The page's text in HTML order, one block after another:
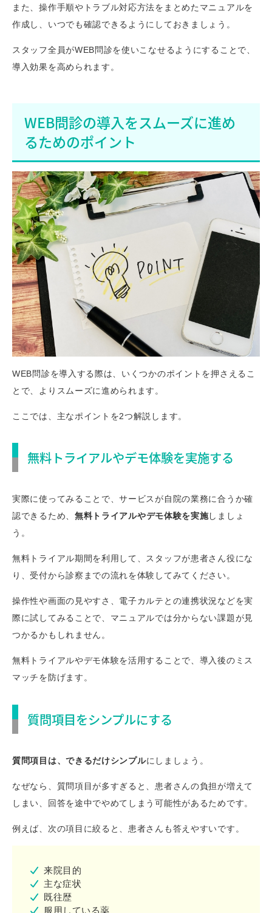
また、操作手順やトラブル対応方法をまとめたマニュアルを
作成し、いつでも確認できるようにしておきましょう。
スタッフ全員がWEB問診を使いこなせるようにすることで、
導入効果を高められます。
WEB問診の導入をスムーズに進め
るためのポイント
WEB問診を導入する際は、いくつかのポイントを押さえるこ
とで、よりスムーズに進められます。
ここでは、主なポイントを2つ解説します。
無料トライアルやデモ体験を実施する
実際に使ってみることで、サービスが自院の業務に合うか確
認できるため、 無料トライアルやデモ体験を実施しましょ
う。
無料トライアル期間を利用して、スタッフが患者さん役にな
り、受付から診察までの流れを体験してみてください。
操作性や画面の見やすさ、電子カルテとの連携状況などを実
際に試してみることで、マニュアルでは分からない課題が見
つかるかもしれません。
無料トライアルやデモ体験を活用することで、導入後のミス
マッチを防げます。
質問項目をシンプルにする
質問項目は、できるだけシンプルにしましょう。
なぜなら、質問項目が多すぎると、患者さんの負担が増えて
しまい、回答を途中でやめてしまう可能性があるためです。
例えば、次の項目に絞ると、患者さんも答えやすいです。
来院目的
主な症状
既往歴
服用している薬